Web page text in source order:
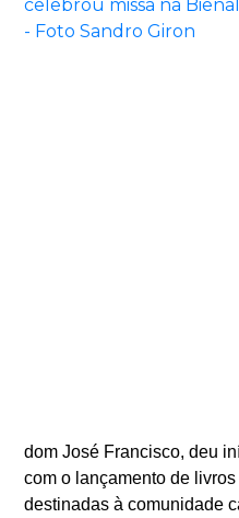
dom José Francisco, deu
com o lançamento de
destinadas à comunidade